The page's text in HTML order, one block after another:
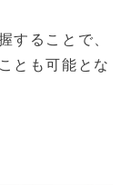
することで、
とも可能とな